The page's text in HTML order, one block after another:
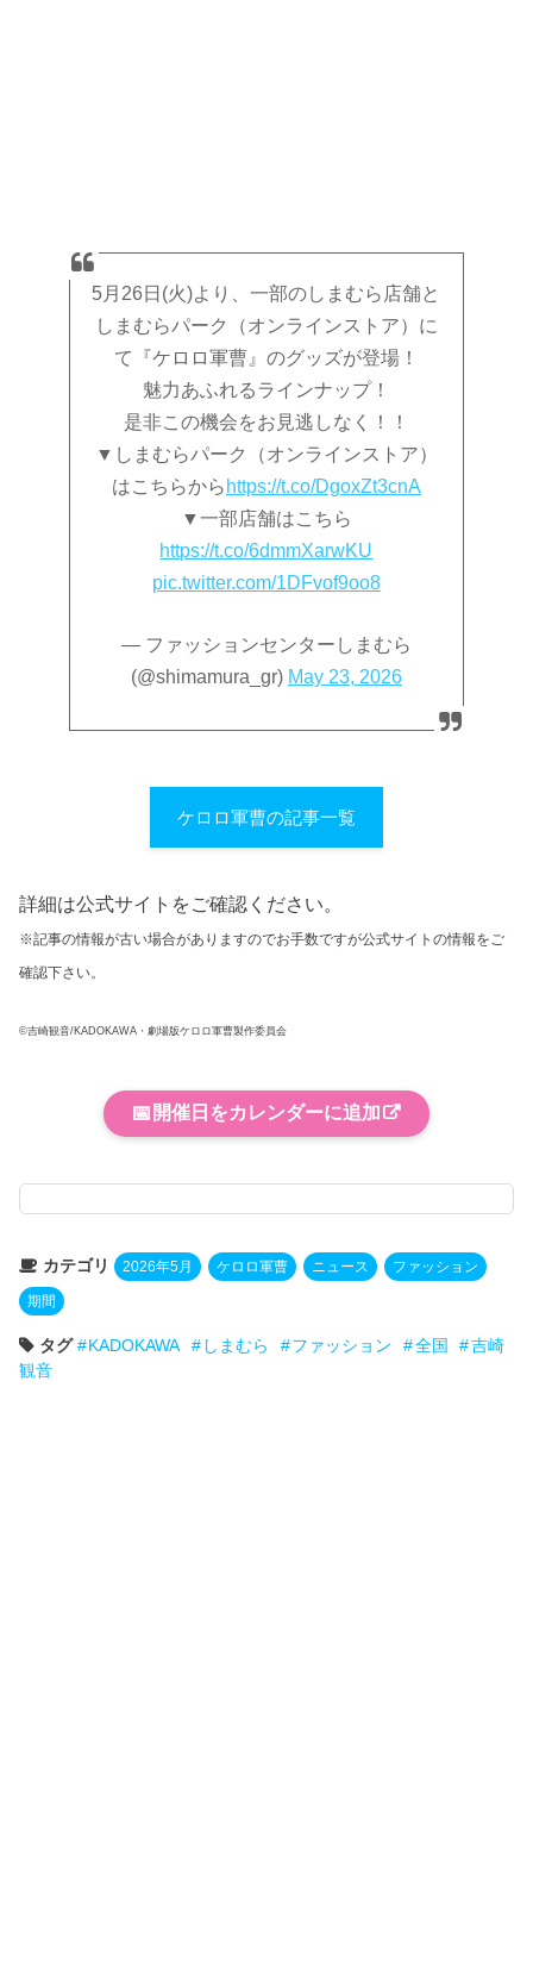
5月26日(火)より、一部のしまむら店舗と
しまむらパーク（オンラインストア）に
て『ケロロ軍曹』のグッズが登場！
魅力あふれるラインナップ！
是非この機会をお見逃しなく！！
▼しまむらパーク（オンラインストア）
はこちらから https://t.co/DgoxZt3cnA
▼一部店舗はこちら
https://t.co/6dmmXarwKU
pic.twitter.com/1DFvof9oo8
— ファッションセンターしまむら
(@shimamura_gr) May 23, 2026
ケロロ軍曹の記事一覧
詳細は公式サイトをご確認ください。
※記事の情報が古い場合がありますのでお手数ですが公式サイトの情報をご
確認下さい。
©吉崎観音/KADOKAWA・劇場版ケロロ軍曹製作委員会
📅 開催日をカレンダーに追加
カテゴリ 2026年5月 ケロロ軍曹 ニュース ファッション
期間
タグ KADOKAWA しまむら ファッション 全国
吉崎
観音